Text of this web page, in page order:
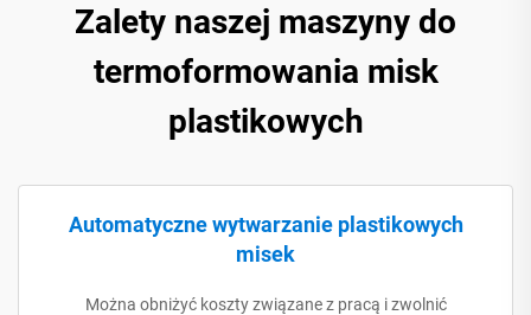
Zalety naszej maszyny do
termoformowania misk
plastikowych
Automatyczne wytwarzanie plastikowych
misek
Można obniżyć koszty związane z pracą i zwolnić